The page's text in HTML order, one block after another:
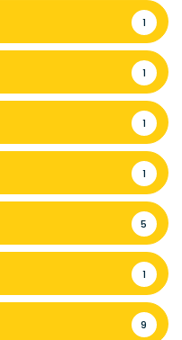
1
1
1
1
5
1
9